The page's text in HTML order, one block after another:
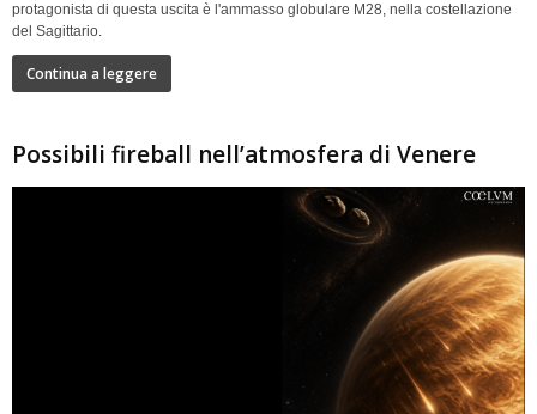
protagonista di questa uscita è l'ammasso globulare M28, nella costellazione
del Sagittario.
Continua a leggere
Possibili fireball nell’atmosfera di Venere